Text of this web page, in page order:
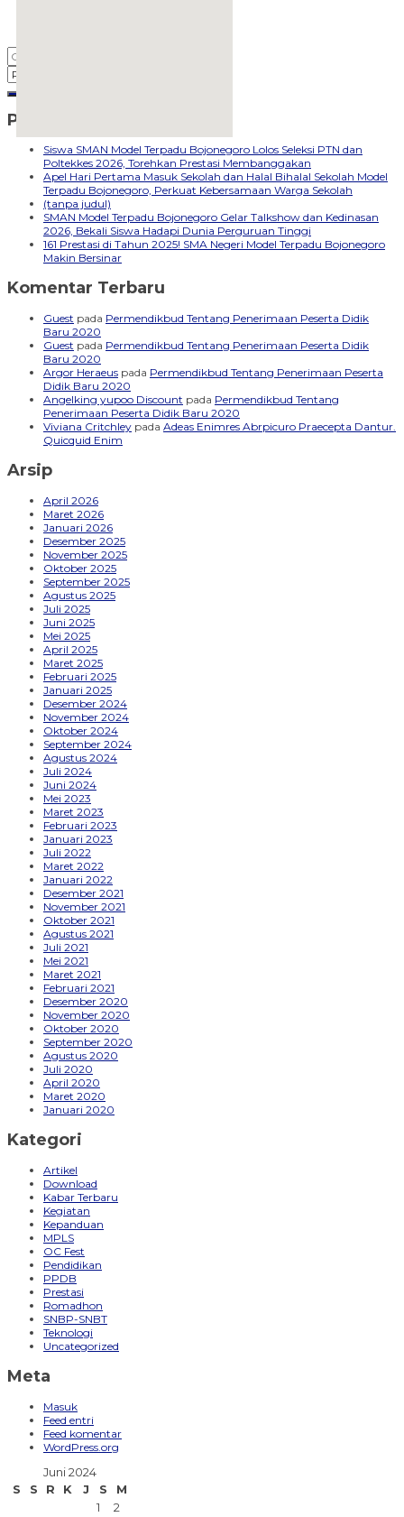
embedgooglemap.net
Pos-pos Terbaru
Siswa SMAN Model Terpadu Bojonegoro Lolos Seleksi PTN dan
Poltekkes 2026, Torehkan Prestasi Membanggakan
Apel Hari Pertama Masuk Sekolah dan Halal Bihalal Sekolah Model
Terpadu Bojonegoro, Perkuat Kebersamaan Warga Sekolah
(tanpa judul)
SMAN Model Terpadu Bojonegoro Gelar Talkshow dan Kedinasan
2026, Bekali Siswa Hadapi Dunia Perguruan Tinggi
161 Prestasi di Tahun 2025! SMA Negeri Model Terpadu Bojonegoro
Makin Bersinar
Komentar Terbaru
Guest pada Permendikbud Tentang Penerimaan Peserta Didik
Baru 2020
Guest pada Permendikbud Tentang Penerimaan Peserta Didik
Baru 2020
Argor Heraeus pada Permendikbud Tentang Penerimaan Peserta
Didik Baru 2020
Angelking yupoo Discount pada Permendikbud Tentang
Penerimaan Peserta Didik Baru 2020
Viviana Critchley pada Adeas Enimres Abrpicuro Praecepta Dantur.
Quicquid Enim
Arsip
April 2026
Maret 2026
Januari 2026
Desember 2025
November 2025
Oktober 2025
September 2025
Agustus 2025
Juli 2025
Juni 2025
Mei 2025
April 2025
Maret 2025
Februari 2025
Januari 2025
Desember 2024
November 2024
Oktober 2024
September 2024
Agustus 2024
Juli 2024
Juni 2024
Mei 2023
Maret 2023
Februari 2023
Januari 2023
Juli 2022
Maret 2022
Januari 2022
Desember 2021
November 2021
Oktober 2021
Agustus 2021
Juli 2021
Mei 2021
Maret 2021
Februari 2021
Desember 2020
November 2020
Oktober 2020
September 2020
Agustus 2020
Juli 2020
April 2020
Maret 2020
Januari 2020
Kategori
Artikel
Download
Kabar Terbaru
Kegiatan
Kepanduan
MPLS
OC Fest
Pendidikan
PPDB
Prestasi
Romadhon
SNBP-SNBT
Teknologi
Uncategorized
Meta
Masuk
Feed entri
Feed komentar
WordPress.org
Juni 2024
S
S R K J S
M
1
2